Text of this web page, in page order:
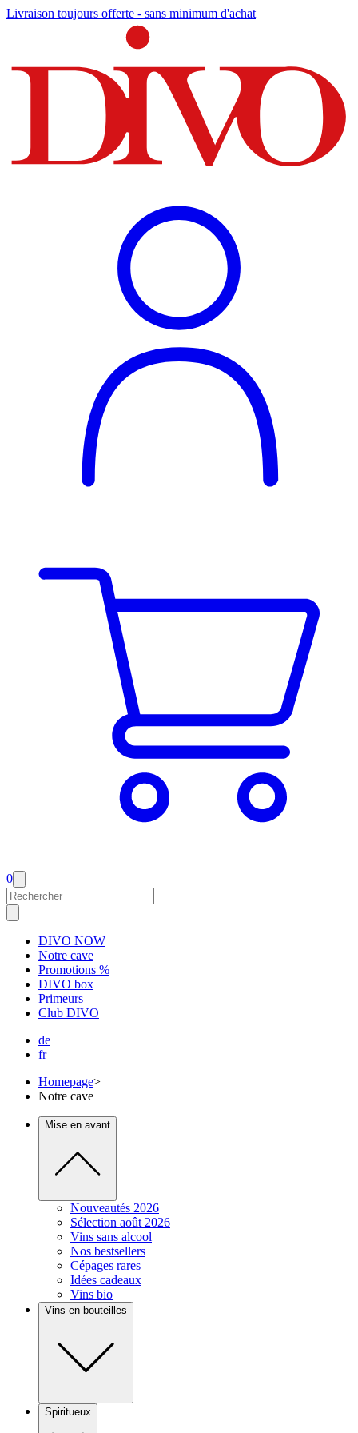
Livraison toujours offerte - sans minimum d'achat
0
DIVO NOW
Notre cave
Promotions %
DIVO box
Primeurs
Club DIVO
de
fr
Homepage>
Notre cave
Mise en avant
Nouveautés 2026
Sélection août 2026
Vins sans alcool
Nos bestsellers
Cépages rares
Idées cadeaux
Vins bio
Vins en bouteilles
Spiritueux